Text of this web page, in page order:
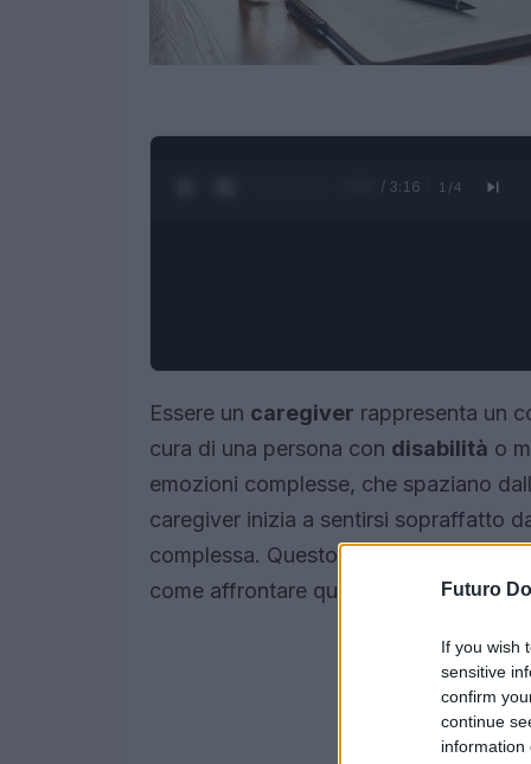
Futuro
If you wish
sensitive
confirm
continue
information
0:28 / 3:16 1 /4
Essere un caregiver rappresenta un
cura di una persona con disabilità o
emozioni complesse, che spaziano
caregiver inizia a sentirsi sopraffatto
complessa. Questo articolo esplora la
come affrontare questa sfida invisibile.